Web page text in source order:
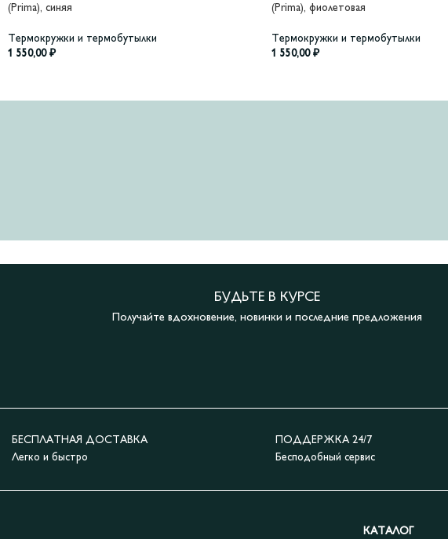
(Prima), синяя
Термокружки и термобутылки
1 550,00 ₽
(Prima), фиолетовая
Термокружки и термобутылки
1 550,00 ₽
БУДЬТЕ В КУРСЕ
Получайте вдохновение, новинки и последние предложения
БЕСПЛАТНАЯ ДОСТАВКА
Легко и быстро
ПОДДЕРЖКА 24/7
Бесподобный сервис
КАТАЛОГ